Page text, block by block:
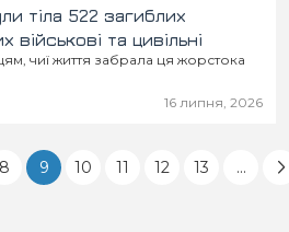
тіла 522 загиблих
та цивільні
чиї життя забрала ця жорстока
16 липня, 2026
8 9 10 11 12 13 ...